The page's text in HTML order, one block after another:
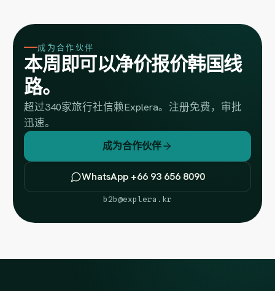
成为合作伙伴
本周即可以净价报价韩国线
路。
超过340家旅行社信赖Explera。注册免费，审批
迅速。
成为合作伙伴
WhatsApp +66 93 656 8090
b2b@explera.kr